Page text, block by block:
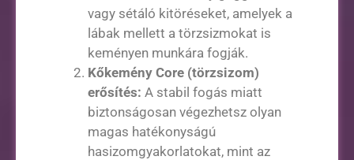
vagy sétáló kitöréseket, amelyek a
lábak mellett a törzsizmokat is
keményen munkára fogják.
Kőkemény Core (törzsizom)
erősítés: A stabil fogás miatt
biztonságosan végezhetsz olyan
magas hatékonyságú
hasizomgyakorlatokat, mint az